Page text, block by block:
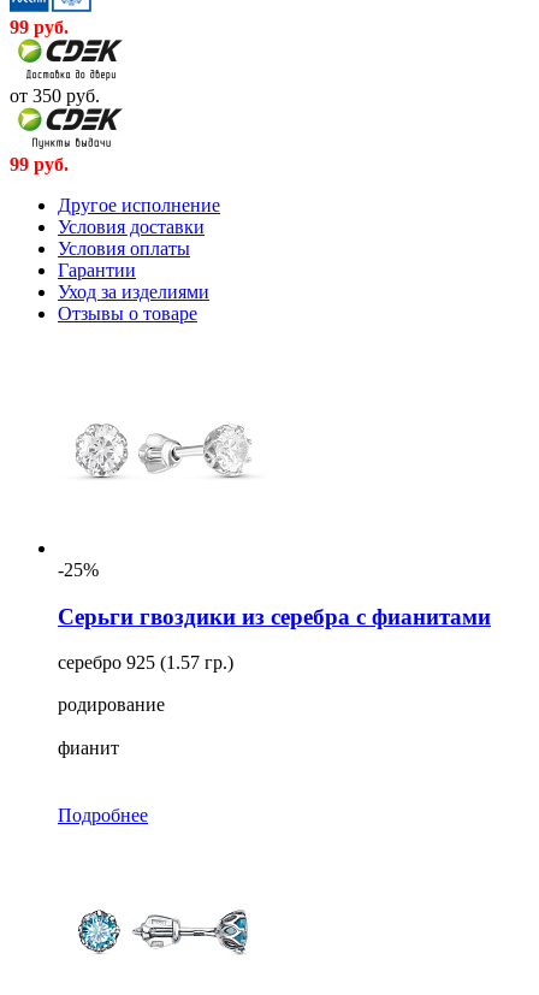
99 руб.
от 350 руб.
99 руб.
Другое исполнение
Условия доставки
Условия оплаты
Гарантии
Уход за изделиями
Отзывы о товаре
-25%
Серьги гвоздики из серебра с фианитами
серебро 925 (1.57 гр.)
родирование
фианит
Подробнее